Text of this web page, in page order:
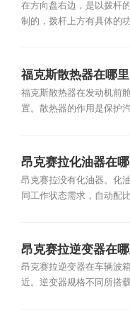
在方向盘右边，是以拨杆
制的，拨杆上方有具体的
福克斯散热器在哪
福克斯散热器在发动机前
置。散热器的作用是保护
昂克赛拉化油器在
昂克赛拉没有化油器。化
同工作状态需求，自动配
昂克赛拉逆变器在
昂克赛拉逆变器在车辆波
近。逆变器规格不同所搭